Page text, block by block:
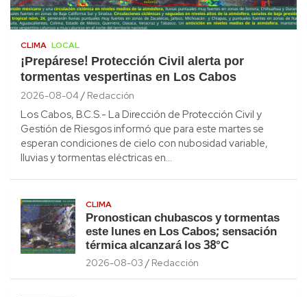
CLIMA LOCAL
¡Prepárese! Protección Civil alerta por
tormentas vespertinas en Los Cabos
2026-08-04 Redacción
Los Cabos, B.C.S.- La Dirección de Protección Civil y
Gestión de Riesgos informó que para este martes se
esperan condiciones de cielo con nubosidad variable,
lluvias y tormentas eléctricas en…
CLIMA
Pronostican chubascos y tormentas
este lunes en Los Cabos; sensación
térmica alcanzará los 38°C
2026-08-03 Redacción